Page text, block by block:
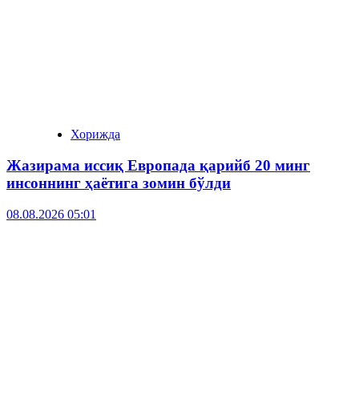
Хорижда
Жазирама иссиқ Европада қарийб 20 минг
инсоннинг ҳаётига зомин бўлди
08.08.2026 05:01